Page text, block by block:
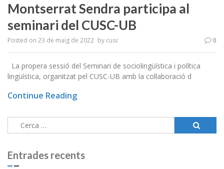
Montserrat Sendra participa al
seminari del CUSC-UB
Posted on 23 de maig de 2022 by cusc 0
La propera sessió del Seminari de sociolingüística i política
lingüística, organitzat pel CUSC-UB amb la col·laboració d
Continue Reading
Cerca:
Entrades recents